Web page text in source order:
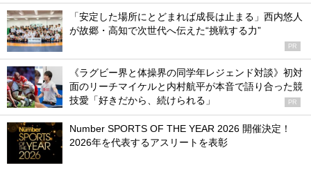
「安定した場所にとどまれば成長は止まる」西内悠人
が故郷・高知で次世代へ伝えた“挑戦する力”
PR
《ラグビー界と体操界の同学年レジェンド対談》初対
面のリーチマイケルと内村航平が本音で語り合った競
技愛「好きだから、続けられる」
PR
Number SPORTS OF THE YEAR 2026 開催決定！
2026年を代表するアスリートを表彰